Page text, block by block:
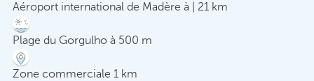
Aéroport international de Madère à | 21 km
Plage du Gorgulho à 500 m
Zone commerciale 1 km